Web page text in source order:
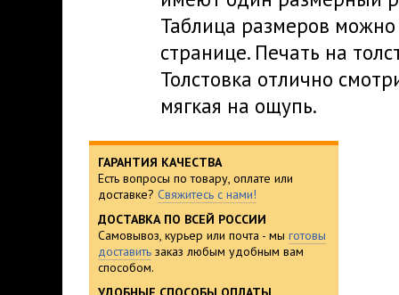
Таблица размеров
странице. Печать на
Толстовка отлично
мягкая на ощупь.
ГАРАНТИЯ КАЧЕСТВА
Есть вопросы по товару, оплате или
доставке? Свяжитесь с нами!
ДОСТАВКА ПО ВСЕЙ РОССИИ
Самовывоз, курьер или почта - мы готовы
доставить заказ любым удобным вам
способом.